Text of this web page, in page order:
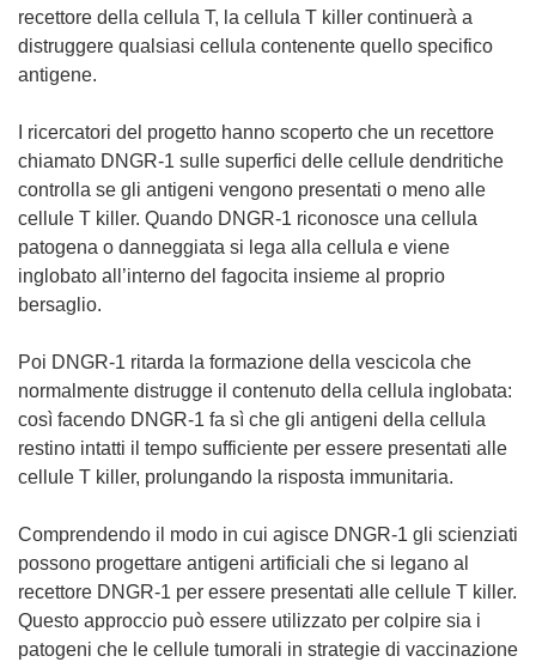
recettore della cellula T, la cellula T killer continuerà a
distruggere qualsiasi cellula contenente quello specifico
antigene.
I ricercatori del progetto hanno scoperto che un recettore
chiamato DNGR-1 sulle superfici delle cellule dendritiche
controlla se gli antigeni vengono presentati o meno alle
cellule T killer. Quando DNGR-1 riconosce una cellula
patogena o danneggiata si lega alla cellula e viene
inglobato all’interno del fagocita insieme al proprio
bersaglio.
Poi DNGR-1 ritarda la formazione della vescicola che
normalmente distrugge il contenuto della cellula inglobata:
così facendo DNGR-1 fa sì che gli antigeni della cellula
restino intatti il tempo sufficiente per essere presentati alle
cellule T killer, prolungando la risposta immunitaria.
Comprendendo il modo in cui agisce DNGR-1 gli scienziati
possono progettare antigeni artificiali che si legano al
recettore DNGR-1 per essere presentati alle cellule T killer.
Questo approccio può essere utilizzato per colpire sia i
patogeni che le cellule tumorali in strategie di vaccinazione